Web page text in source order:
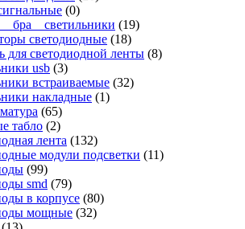
(0)
бра _ светильники (19)
светодиодные (18)
для светодиодной ленты (8)
usb (3)
встраиваемые (32)
накладные (1)
(65)
табло (2)
лента (132)
модули подсветки (11)
(99)
smd (79)
в корпусе (80)
мощные (32)